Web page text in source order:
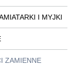
I MYJKI
ZAMIENNE